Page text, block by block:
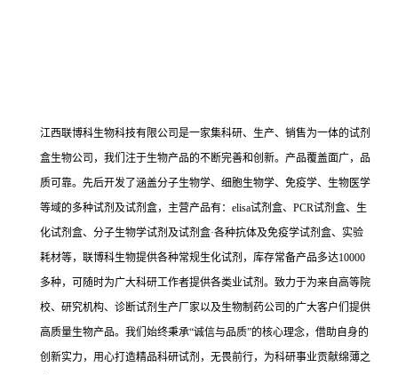
江西联博科生物科技有限公司是一家集科研、生产、销售为一体的试剂
盒生物公司，我们注于生物产品的不断完善和创新。产品覆盖面广，品
质可靠。先后开发了涵盖分子生物学、细胞生物学、免疫学、生物医学
等域的多种试剂及试剂盒，主营产品有：elisa试剂盒、PCR试剂盒、生
化试剂盒、分子生物学试剂及试剂盒·各种抗体及免疫学试剂盒、实验
耗材等，联博科生物提供各种常规生化试剂，库存常备产品多达10000
多种，可随时为广大科研工作者提供各类业试剂。致力于为来自高等院
校、研究机构、诊断试剂生产厂家以及生物制药公司的广大客户们提供
高质量生物产品。我们始终秉承“诚信与品质”的核心理念，借助自身的
创新实力，用心打造精品科研试剂，无畏前行，为科研事业贡献绵薄之